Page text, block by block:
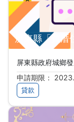
屏東縣「買厝
屏東縣政府城鄉
申請期限：
貸款